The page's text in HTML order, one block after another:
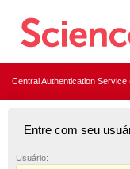
Central Authentication Service
Entre com seu
Usuário: